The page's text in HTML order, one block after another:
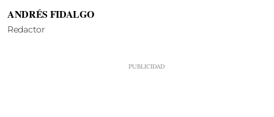
ANDRÉS FIDALGO
Redactor